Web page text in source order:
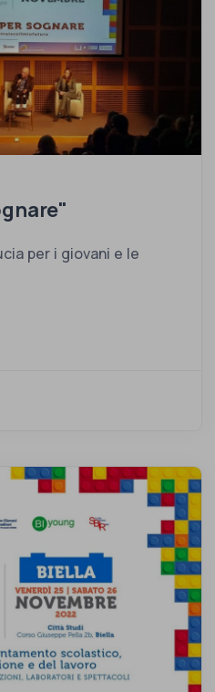
per i giovani e le